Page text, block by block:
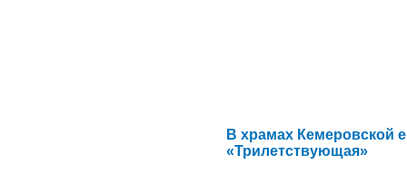
В храмах Кемеровской
«Трилетствующая»